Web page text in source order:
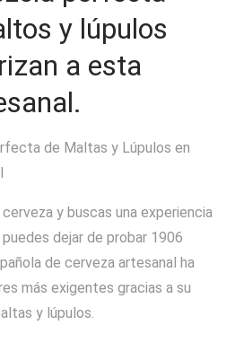
y lúpulos
a esta
de Maltas y Lúpulos en
y buscas una experiencia
dejar de probar 1906
de cerveza artesanal ha
más exigentes gracias a su
y lúpulos.